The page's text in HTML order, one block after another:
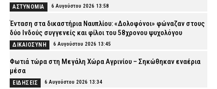
ΑΣΤΥΝΟΜΙΑ 6 Αυγούστου 2026 13:58
Ένταση στα δικαστήρια Ναυπλίου: «Δολοφόνοι» φώναζαν στους
δύο Ινδούς συγγενείς και φίλοι του 58χρονου ψυχολόγου
ΔΙΚΑΙΟΣΥΝΗ 6 Αυγούστου 2026 13:45
Φωτιά τώρα στη Μεγάλη Χώρα Αγρινίου – Σηκώθηκαν εναέρια
μέσα
ΕΙΔΗΣΕΙΣ 6 Αυγούστου 2026 13:34